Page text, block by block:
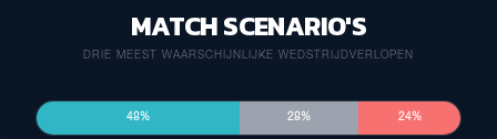
MATCH SCENARIO'S
DRIE MEEST WAARSCHIJNLIJKE WEDSTRIJDVERLOPEN
48% 28% 24%